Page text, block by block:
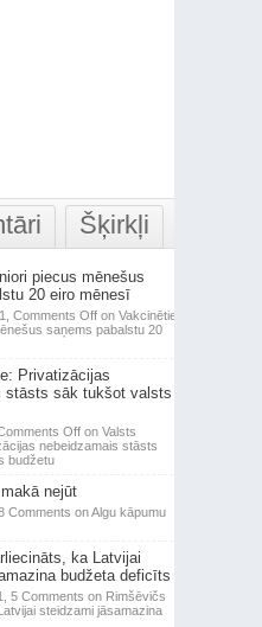
Šķirkļi
piecus mēnešus
20 eiro mēnesī
Comments Offon Vakcinētie
saņems pabalstu 20
Privatizācijas
stāsts sāk tukšot valsts
Offon Valsts
nebeidzamais stāsts
budžetu
nejūt
Comments on Algu kāpumu
ka Latvijai
budžeta deficīts
5 Comments on Rimšēvičs
steidzami jāsamazina